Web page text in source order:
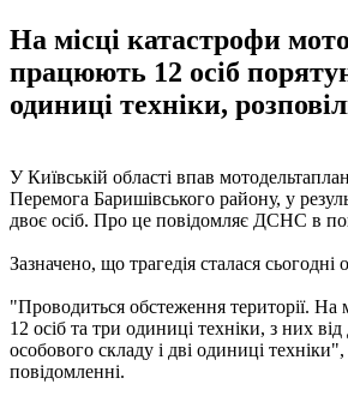
На місці катастрофи
працюють 12 осіб
одиниці техніки,
У Київській області впав
Перемога Баришівського району, у
двоє осіб. Про це повідомляє ДСНС в
Зазначено, що трагедія сталася сьогодні
"Проводиться обстеження території. На
12 осіб та три одиниці техніки, з них
особового складу і дві одиниці
повідомленні.